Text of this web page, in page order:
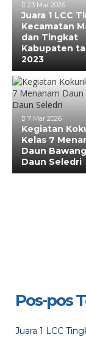
23 Mar 2026
Juara 1 LCC
Kecamatan
dan Tingkat
Kabupaten
2023
7 Mar 2026
Kegiatan
Kelas 7
Daun
Daun Seledri
Pos-pos
Juara 1 LCC